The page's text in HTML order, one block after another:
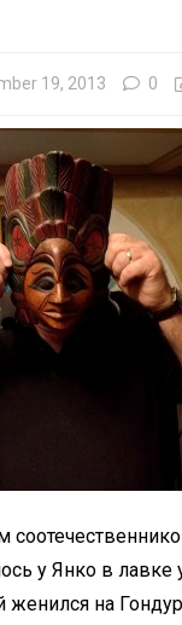
19, 2013 0
у Янко в
женился на
In Social club
Happy
Main
EXIST! С
April 22, 2026